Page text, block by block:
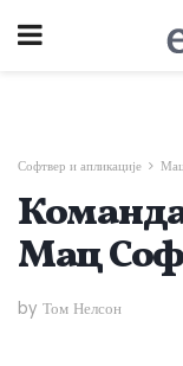
Софтвер и апликације
Мац
by Том Нелсон